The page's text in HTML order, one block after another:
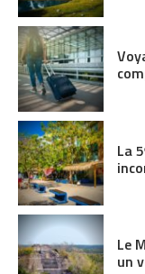
La
Le
un